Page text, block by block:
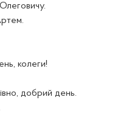
колеги!
добрий день.